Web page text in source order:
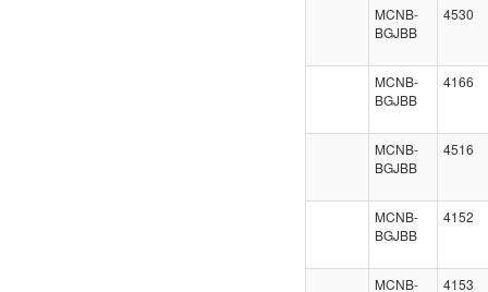
MCNB-
BGJBB
4530
MCNB-
BGJBB
4166
MCNB-
BGJBB
4516
MCNB-
BGJBB
4152
MCNB-
4153